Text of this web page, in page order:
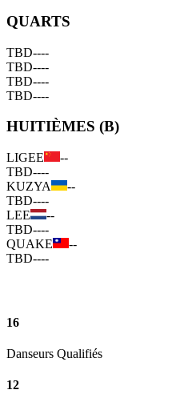
QUARTS
TBD----
TBD----
TBD----
TBD----
HUITIÈMES (B)
LIGEE
--
TBD----
KUZYA
--
TBD----
LEE
--
TBD----
QUAKE
--
TBD----
16
Danseurs Qualifiés
12